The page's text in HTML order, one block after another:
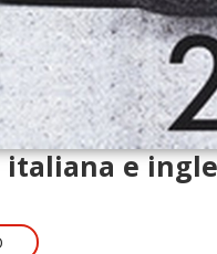
italiana e